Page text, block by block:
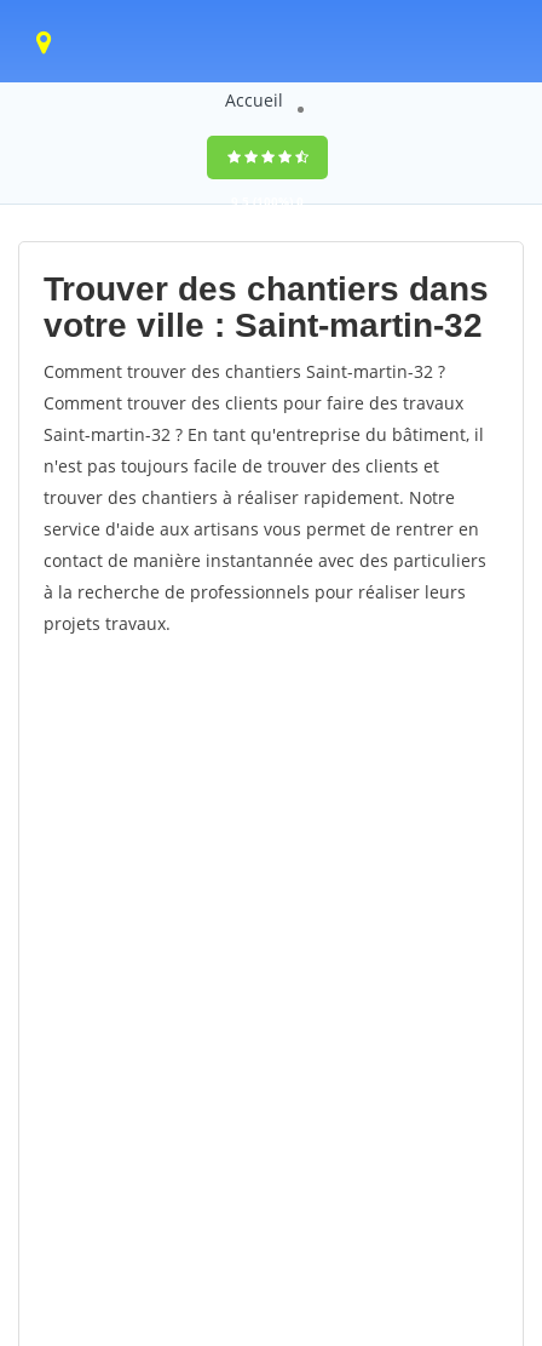
Accueil
9,5(100%)0
votes
Trouver des chantiers dans
votre ville : Saint-martin-32
Comment trouver des chantiers Saint-martin-32 ?
Comment trouver des clients pour faire des travaux
Saint-martin-32 ? En tant qu'entreprise du bâtiment, il
n'est pas toujours facile de trouver des clients et
trouver des chantiers à réaliser rapidement. Notre
service d'aide aux artisans vous permet de rentrer en
contact de manière instantannée avec des particuliers
à la recherche de professionnels pour réaliser leurs
projets travaux.